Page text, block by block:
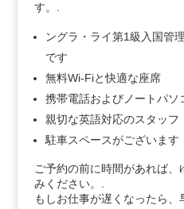
す。.
ングラ・ライ第1級入国管
です
無料Wi-Fiと快適な座席
携帯電話およびノートパソ
親切な英語対応のスタッフ
駐車スペースがございます
ご予約の前に時間があれば、
みください。.
もしお仕事が遅くなったら